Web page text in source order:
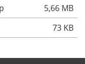
5,66 MB
73 KB